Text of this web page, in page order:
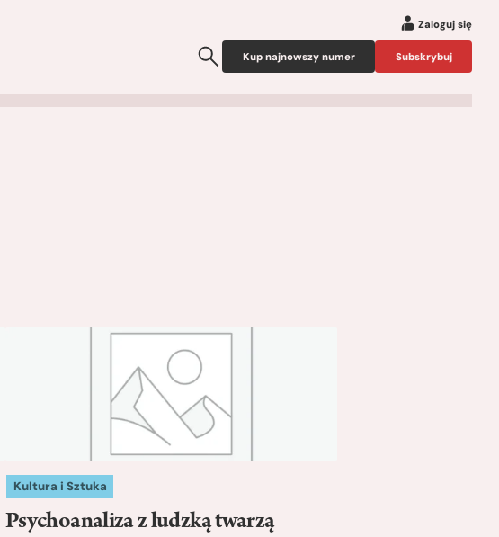
Zaloguj się
Kup najnowszy numer Subskrybuj
Kultura i Sztuka
Psychoanaliza z ludzką twarzą